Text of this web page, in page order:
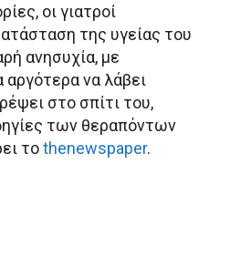
οι γιατροί
της υγείας του
ανησυχία, με
να λάβει
στο σπίτι του,
των θεραπόντων
τοthenewspaper.